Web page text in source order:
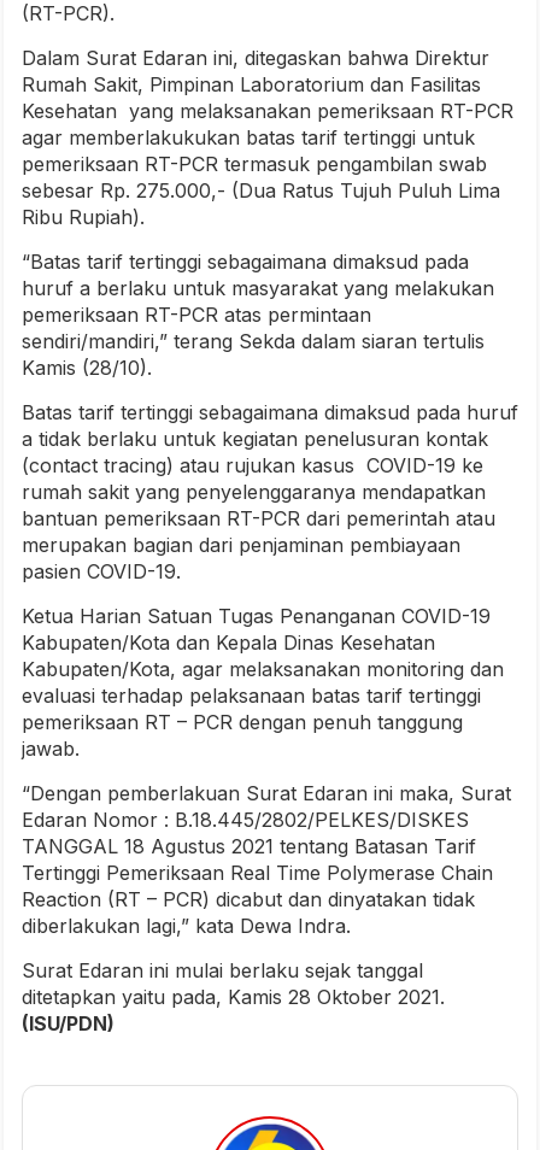
(RT-PCR).
Dalam Surat Edaran ini, ditegaskan bahwa Direktur
Rumah Sakit, Pimpinan Laboratorium dan Fasilitas
Kesehatan yang melaksanakan pemeriksaan RT-PCR
agar memberlakukukan batas tarif tertinggi untuk
pemeriksaan RT-PCR termasuk pengambilan swab
sebesar Rp. 275.000,- (Dua Ratus Tujuh Puluh Lima
Ribu Rupiah).
“Batas tarif tertinggi sebagaimana dimaksud pada
huruf a berlaku untuk masyarakat yang melakukan
pemeriksaan RT-PCR atas permintaan
sendiri/mandiri,” terang Sekda dalam siaran tertulis
Kamis (28/10).
Batas tarif tertinggi sebagaimana dimaksud pada huruf
a tidak berlaku untuk kegiatan penelusuran kontak
(contact tracing) atau rujukan kasus COVID-19 ke
rumah sakit yang penyelenggaranya mendapatkan
bantuan pemeriksaan RT-PCR dari pemerintah atau
merupakan bagian dari penjaminan pembiayaan
pasien COVID-19.
Ketua Harian Satuan Tugas Penanganan COVID-19
Kabupaten/Kota dan Kepala Dinas Kesehatan
Kabupaten/Kota, agar melaksanakan monitoring dan
evaluasi terhadap pelaksanaan batas tarif tertinggi
pemeriksaan RT – PCR dengan penuh tanggung
jawab.
“Dengan pemberlakuan Surat Edaran ini maka, Surat
Edaran Nomor : B.18.445/2802/PELKES/DISKES
TANGGAL 18 Agustus 2021 tentang Batasan Tarif
Tertinggi Pemeriksaan Real Time Polymerase Chain
Reaction (RT – PCR) dicabut dan dinyatakan tidak
diberlakukan lagi,” kata Dewa Indra.
Surat Edaran ini mulai berlaku sejak tanggal
ditetapkan yaitu pada, Kamis 28 Oktober 2021.
(ISU/PDN)